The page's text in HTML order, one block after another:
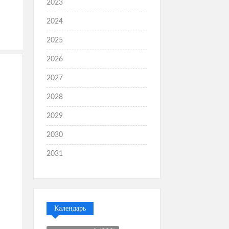
2023
2024
2025
2026
2027
2028
2029
2030
2031
Календарь